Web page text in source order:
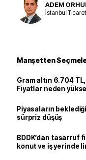
ADEM
İstanbul
Manşetten
Gram altın 6.704
Fiyatlar neden
Piyasaların
sürpriz düşüş
BDDK’dan tasarruf
konut ve iş yerinde